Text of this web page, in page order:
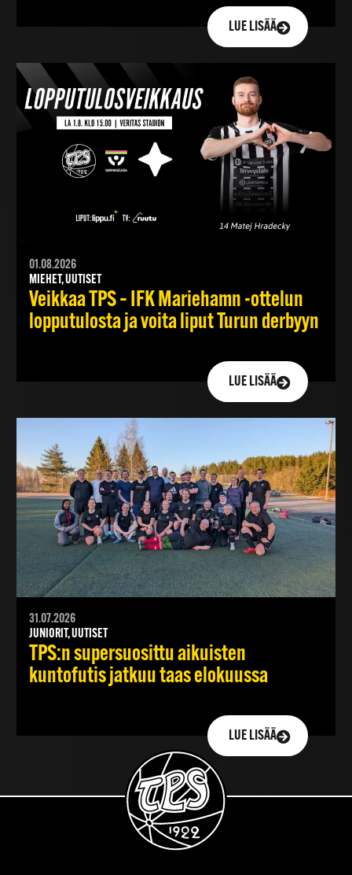
LUE LISÄÄ
01.08.2026
MIEHET, UUTISET
Veikkaa TPS – IFK Mariehamn -ottelun
lopputulosta ja voita liput Turun derbyyn
LUE LISÄÄ
31.07.2026
JUNIORIT, UUTISET
TPS:n supersuosittu aikuisten
kuntofutis jatkuu taas elokuussa
LUE LISÄÄ